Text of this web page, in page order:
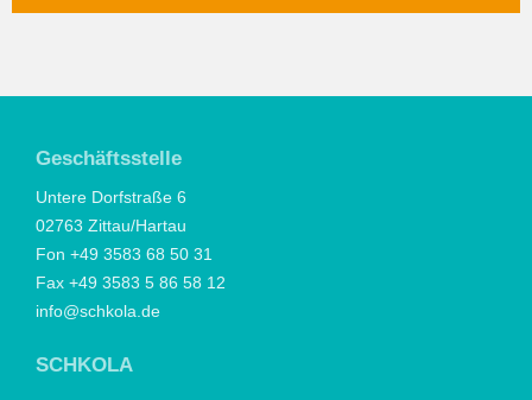
Geschäftsstelle
Untere Dorfstraße 6
02763 Zittau/Hartau
Fon +49 3583 68 50 31
Fax +49 3583 5 86 58 12
info@schkola.de
SCHKOLA